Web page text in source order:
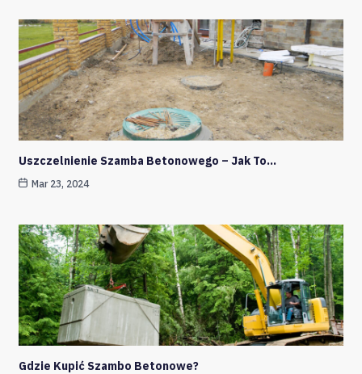
Uszczelnienie Szamba Betonowego – Jak To…
Mar 23, 2024
Gdzie Kupić Szambo Betonowe?